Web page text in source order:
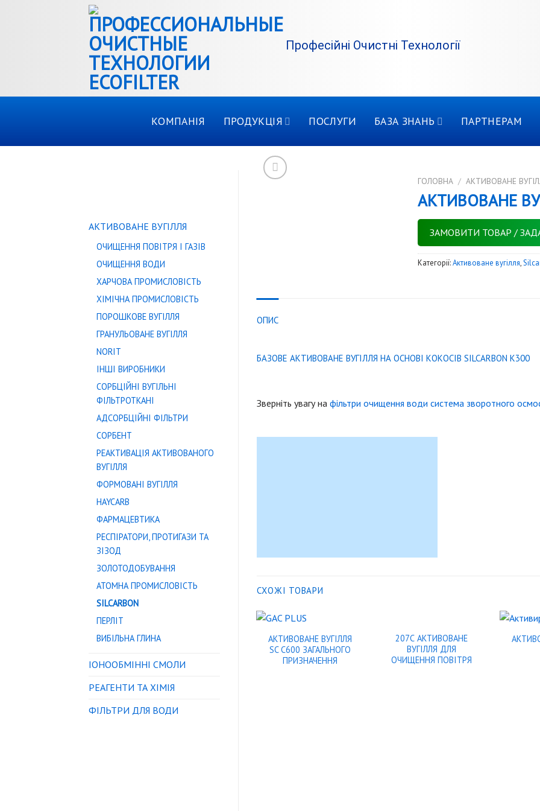
Професійні Очистні Технології
КОМПАНІЯ ПРОДУКЦІЯ ПОСЛУГИ БАЗА ЗНАНЬ ПАРТНЕРАМ
АКТИВОВАНЕ ВУГІЛЛЯ
ОЧИЩЕННЯ ПОВІТРЯ І ГАЗІВ
ОЧИЩЕННЯ ВОДИ
ХАРЧОВА ПРОМИСЛОВІСТЬ
ХІМІЧНА ПРОМИСЛОВІСТЬ
ПОРОШКОВЕ ВУГІЛЛЯ
ГРАНУЛЬОВАНЕ ВУГІЛЛЯ
NORIT
ІНШІ ВИРОБНИКИ
СОРБЦІЙНІ ВУГІЛЬНІ
ФІЛЬТРОТКАНІ
АДСОРБЦІЙНІ ФІЛЬТРИ
СОРБЕНТ
РЕАКТИВАЦІЯ АКТИВОВАНОГО
ВУГІЛЛЯ
ФОРМОВАНІ ВУГІЛЛЯ
HAYCARB
ФАРМАЦЕВТИКА
РЕСПІРАТОРИ, ПРОТИГАЗИ ТА
ЗІЗОД
ЗОЛОТОДОБУВАННЯ
АТОМНА ПРОМИСЛОВІСТЬ
SILCARBON
ПЕРЛІТ
ВИБІЛЬНА ГЛИНА
IОНООБМІННІ СМОЛИ
РЕАГЕНТИ ТА ХІМІЯ
ФІЛЬТРИ ДЛЯ ВОДИ
ГОЛОВНА / АКТИВОВАНЕ
АКТИВОВАНЕ
ЗАМОВИТИ ТОВАР /
Категорії:Активоване вугілля,
ОПИС
БАЗОВЕ АКТИВОВАНЕ ВУГІЛЛЯ НА ОСНОВІ КОКОСІВ SILCARBON K300
Зверніть увагу на фільтри очищення води система зворотного
СХОЖІ ТОВАРИ
АКТИВОВАНЕ ВУГІЛЛЯ
SC C600 ЗАГАЛЬНОГО
ПРИЗНАЧЕННЯ
207С АКТИВОВАНЕ
ВУГІЛЛЯ ДЛЯ
ОЧИЩЕННЯ ПОВІТРЯ